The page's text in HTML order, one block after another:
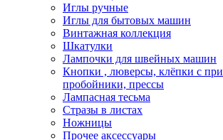
Иглы ручные
Иглы для бытовых машин
Винтажная коллекция
Шкатулки
Лампочки для швейных машин
Кнопки , люверсы, клёпки с
пробойники, прессы
Лампасная тесьма
Стразы в листах
Ножницы
Прочее аксессуары